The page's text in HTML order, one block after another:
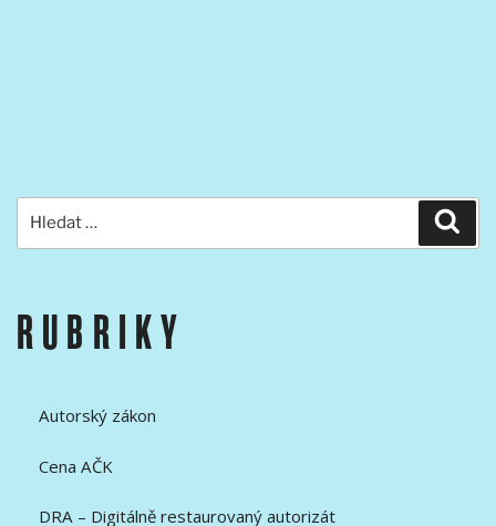
RUBRIKY
Autorský zákon
Cena AČK
DRA – Digitálně restaurovaný autorizát